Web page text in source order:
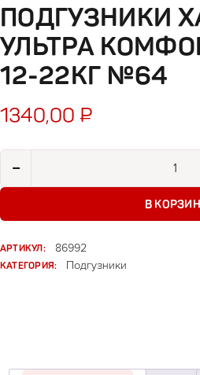
ПОДГУЗНИКИ
УЛЬТРА
12-22КГ №64
1340,00 ₽
−
В
АРТИКУЛ:
86992
КАТЕГОРИЯ:
Подгузники